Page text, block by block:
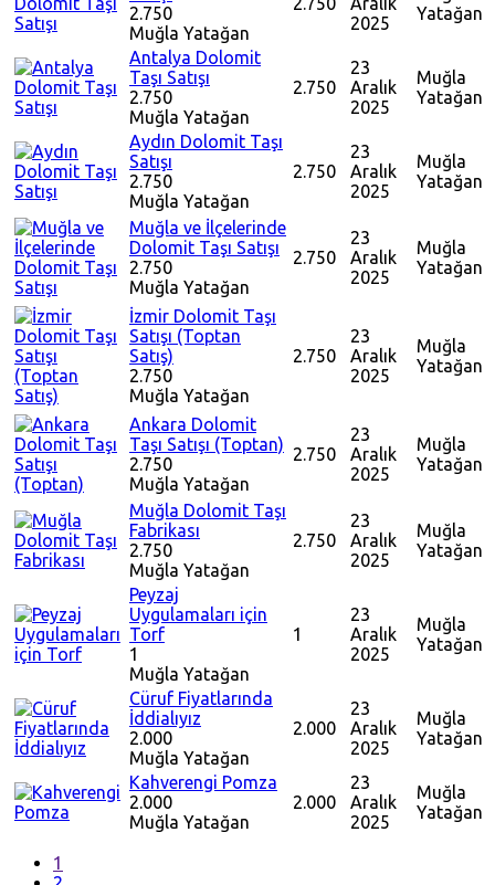
2.750
Muğla Yatağan
2025
Yatağan
Antalya Dolomit
Taşı Satışı
2.750
Muğla Yatağan
2.750
23
Aralık
2025
Muğla
Yatağan
Aydın Dolomit Taşı
Satışı
2.750
Muğla Yatağan
2.750
23
Aralık
2025
Muğla
Yatağan
Muğla ve İlçelerinde
Dolomit Taşı Satışı
2.750
Muğla Yatağan
2.750
23
Aralık
2025
Muğla
Yatağan
İzmir Dolomit Taşı
Satışı (Toptan
Satış)
2.750
Muğla Yatağan
2.750
23
Aralık
2025
Muğla
Yatağan
Ankara Dolomit
Taşı Satışı (Toptan)
2.750
Muğla Yatağan
2.750
23
Aralık
2025
Muğla
Yatağan
Muğla Dolomit Taşı
Fabrikası
2.750
Muğla Yatağan
2.750
23
Aralık
2025
Muğla
Yatağan
Peyzaj
Uygulamaları için
Torf
1
Muğla Yatağan
1
23
Aralık
2025
Muğla
Yatağan
Cüruf Fiyatlarında
İddialıyız
2.000
Muğla Yatağan
2.000
23
Aralık
2025
Muğla
Yatağan
Kahverengi Pomza
2.000
Muğla Yatağan
2.000
23
Aralık
2025
Muğla
Yatağan
1